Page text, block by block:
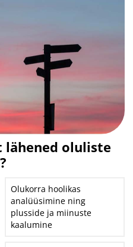
lähened oluliste
Olukorra hoolikas
analüüsimine ning
plusside ja miinuste
kaalumine